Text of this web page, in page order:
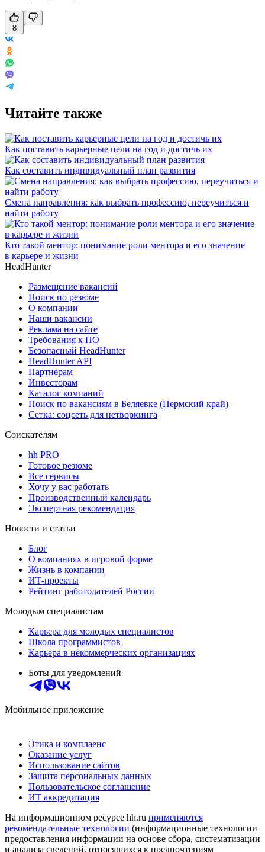
8
Читайте также
Как поставить карьерные цели на год и достичь их
Как составить индивидуальный план развития
Смена направления: как выбрать профессию, переучиться и
найти работу
Кто такой ментор: понимание роли ментора и его значение
в карьере и жизни
HeadHunter
Размещение вакансий
Поиск по резюме
О компании
Наши вакансии
Реклама на сайте
Требования к ПО
Безопасный HeadHunter
HeadHunter API
Партнерам
Инвесторам
Каталог компаний
Поиск по вакансиям в Беляевке (Пермский край)
Сетка: соцсеть для нетворкинга
Соискателям
hh PRO
Готовое резюме
Все сервисы
Хочу у вас работать
Производственный календарь
Экспертная рекомендация
Новости и статьи
Блог
О компаниях в игровой форме
Жизнь в компании
ИТ-проекты
Рейтинг работодателей России
Молодым специалистам
Карьера для молодых специалистов
Школа программистов
Карьера в некоммерческих организациях
Боты для уведомлений
Мобильное приложение
Этика и комплаенс
Оказание услуг
Использование сайтов
Защита персональных данных
Пользовательское соглашение
ИТ аккредитация
На информационном ресурсе hh.ru применяются
рекомендательные технологии (информационные технологии
предоставления информации на основе сбора, систематизации
и анализа сведений, относящихся к предпочтениям